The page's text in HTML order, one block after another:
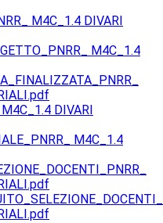
M4C_1.4 DIVARI
M4C_1.4
DIVARI
M4C_1.4